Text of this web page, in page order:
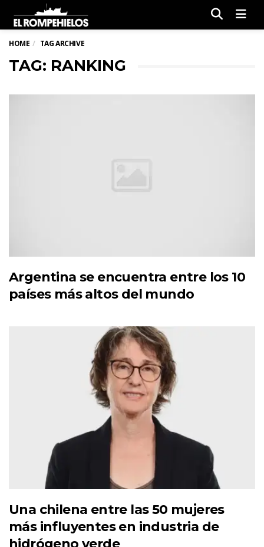
HOME TAG ARCHIVE
TAG: RANKING
Argentina se encuentra entre los 10
países más altos del mundo
Una chilena entre las 50 mujeres
más influyentes en industria de
hidrógeno verde